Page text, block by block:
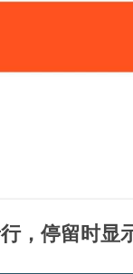
停留时显示